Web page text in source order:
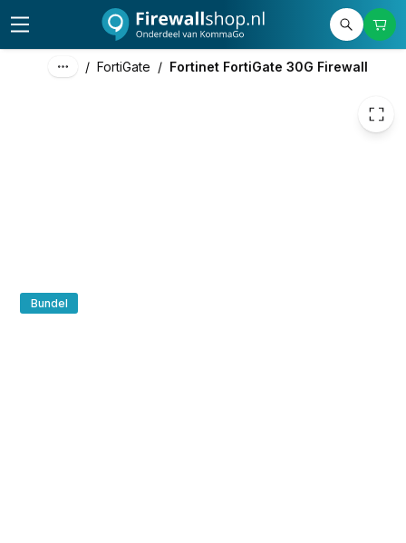
/ FortiGate / Fortinet FortiGate 30G Firewall
Bundel
€ 578,38